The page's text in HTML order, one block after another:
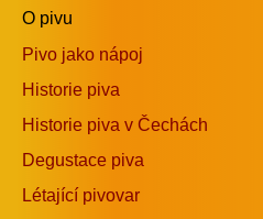
O pivu
Pivo jako nápoj
Historie piva
Historie piva v Čechách
Degustace piva
Létající pivovar